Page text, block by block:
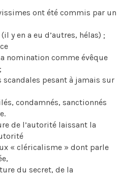
ont été commis par un
y en a eu d’autres, hélas) ;
nomination comme évêque
scandales pesant à jamais sur
condamnés, sanctionnés
de l’autorité laissant la
« cléricalisme » dont parle
du secret, de la